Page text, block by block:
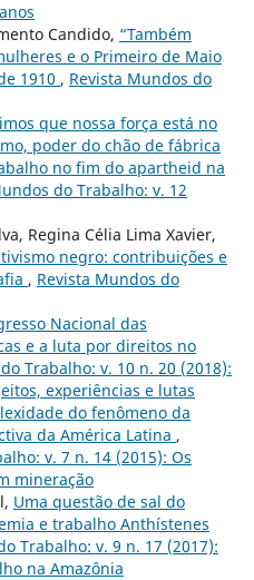
Candido, “Também
e o Primeiro de Maio
1910 , Revista Mundos do
que nossa força está no
poder do chão de fábrica
no fim do apartheid na
do Trabalho: v. 12
Regina Célia Lima Xavier,
negro: contribuições e
, Revista Mundos do
Nacional das
e a luta por direitos no
Trabalho: v. 10 n. 20 (2018):
experiências e lutas
do fenômeno da
da América Latina ,
v. 7 n. 14 (2015): Os
mineração
Uma questão de sal do
e trabalho Anthístenes
Trabalho: v. 9 n. 17 (2017):
na Amazônia